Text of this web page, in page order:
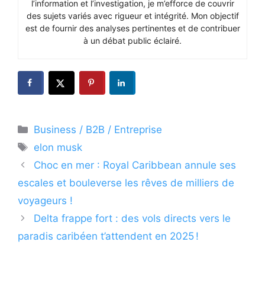
l’information et l’investigation, je m’efforce de couvrir
des sujets variés avec rigueur et intégrité. Mon objectif
est de fournir des analyses pertinentes et de contribuer
à un débat public éclairé.
Catégories
Business / B2B / Entreprise
Étiquettes
elon musk
Choc en mer : Royal Caribbean annule ses
escales et bouleverse les rêves de milliers de
voyageurs !
Delta frappe fort : des vols directs vers le
paradis caribéen t’attendent en 2025 !